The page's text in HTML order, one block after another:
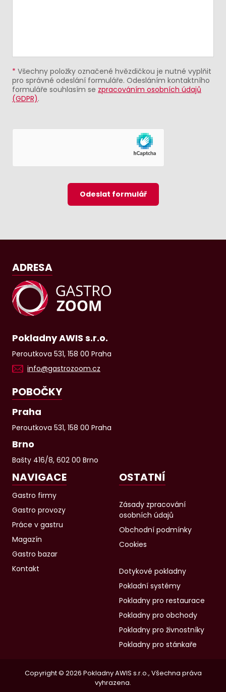
* Všechny položky označené hvězdičkou je nutné vyplňit
pro správné odeslání formuláře. Odesláním kontaktního
formuláře souhlasím se zpracováním osobních údajů
(GDPR).
Odeslat formulář
ADRESA
Pokladny AWIS s.r.o.
Peroutkova 531, 158 00 Praha
info@gastrozoom.cz
POBOČKY
Praha
Peroutkova 531, 158 00 Praha
Brno
Bašty 416/8, 602 00 Brno
NAVIGACE
Gastro firmy
Gastro provozy
Práce v gastru
Magazín
Gastro bazar
Kontakt
OSTATNÍ
Zásady zpracování
osobních údajů
Obchodní podmínky
Cookies
Dotykové pokladny
Pokladní systémy
Pokladny pro restaurace
Pokladny pro obchody
Pokladny pro živnostníky
Pokladny pro stánkaře
Copyright © 2026 Pokladny AWIS s.r.o., Všechna práva
vyhrazena.